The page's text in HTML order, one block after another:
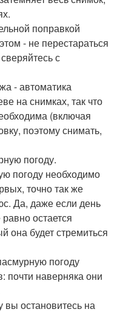
поправкой
- не перестараться
с
- автоматика
на снимках, так что
(включая
поэтому снимать,
погоду.
погоду необходимо
точно так же
Да, даже если день
остается
она будет стремиться
погоду
почти наверняка они
вы остановитесь на